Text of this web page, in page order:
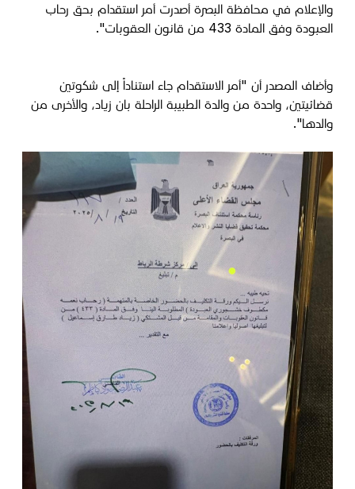
والإعلام في محافظة البصرة أصدرت أمر استقدام بحق رحاب
العبودة وفق المادة 433 من قانون العقوبات".
وأضاف المصدر أن "أمر الاستقدام جاء استناداً إلى شكوتين
قضائيتين، واحدة من والدة الطبيبة الراحلة بان زياد، والأخرى من
والدها".